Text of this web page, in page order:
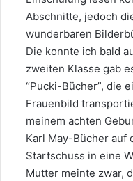
Abschnitte, jedoch
wunderbaren
Die konnte ich bald
zweiten Klasse gab
“Pucki-Bücher”, die
Frauenbild
meinem achten
Karl May-Bücher auf
Startschuss in eine
Mutter meinte zwar,